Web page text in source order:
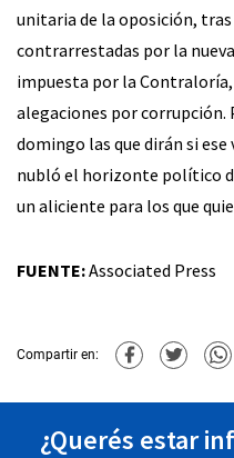
unitaria de la oposición,
contrarrestadas por la
impuesta por la Contraloría,
alegaciones por corrupción.
domingo las que dirán si
nubló el horizonte político
un aliciente para los que
FUENTE:Associated Press
Compartir en:
¿Querés estar